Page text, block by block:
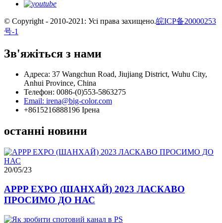
© Copyright - 2010-2021: Усі права захищено.皖ICP备20000253
号-1
Зв'яжіться з нами
Адреса: 37 Wangchun Road, Jiujiang District, Wuhu City,
Anhui Province, China
Телефон: 0086-(0)553-5863275
Email: irena@big-color.com
+8615216888196 Ірена
останні новини
20/05/23
APPP EXPO (ШАНХАЙ) 2023 ЛАСКАВО
ПРОСИМО ДО НАС